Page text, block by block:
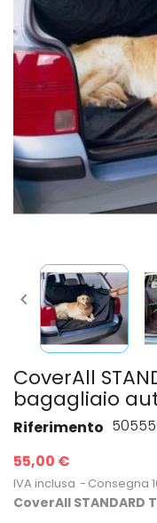

CoverAll
bagagliaio
Riferimento
55,00 €
IVA inclusa Consegna
CoverAll